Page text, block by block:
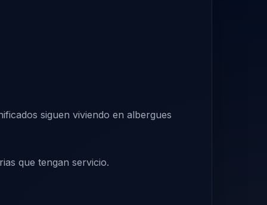
siguen viviendo en albergues
que tengan servicio.